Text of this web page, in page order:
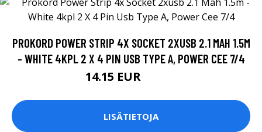
PROKORD POWER STRIP 4X SOCKET 2XUSB 2.1 MAH 1.5M
- WHITE 4KPL 2 X 4 PIN USB TYPE A, POWER CEE 7/4
14.15 EUR
LISÄTIETOJA